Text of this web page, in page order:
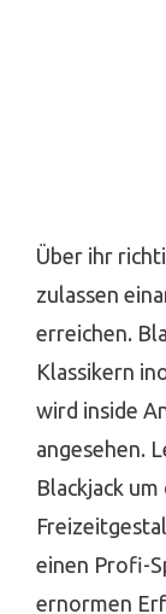
Über ihr
zulassen
erreichen.
Klassikern
wird inside
angesehen.
Blackjack
einen Profi-
ernormen